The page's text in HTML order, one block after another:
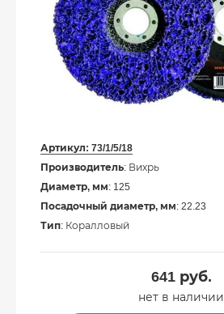
Артикул: 73/1/5/18
Производитель: Вихрь
Диаметр, мм: 125
Посадочный диаметр, мм: 22.23
Тип: Коралловый
641руб.
нет в наличии